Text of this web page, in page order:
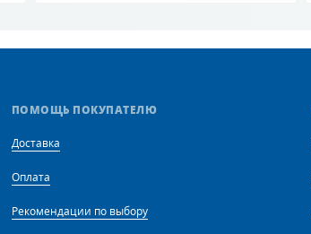
ПОМОЩЬ ПОКУПАТЕЛЮ
Доставка
Оплата
Рекомендации по выбору